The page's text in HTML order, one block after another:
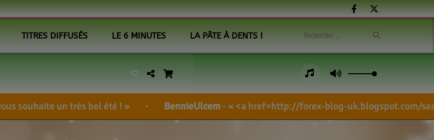
TITRES DIFFUSÉS LE 6 MINUTES LA PÂTE À DENTS !
très bel été ! BennieUlcem - <a href=http://forex-blog-uk.blogspot.com/search/